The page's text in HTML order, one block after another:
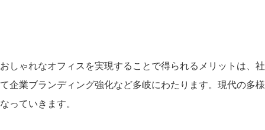
おしゃれなオフィスを実現することで得られるメリットは、
て企業ブランディング強化など多岐にわたります。現代の多
なっていきます。